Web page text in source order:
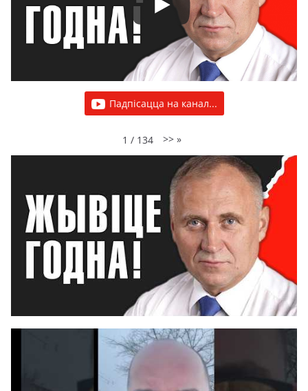
Падпісацца на канал...
1 / 134 >> »